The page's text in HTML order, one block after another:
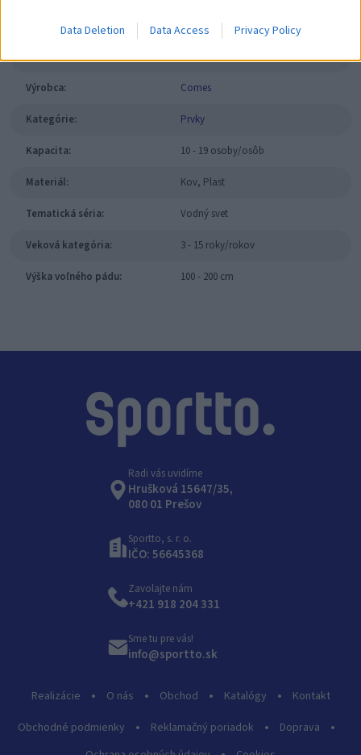
Data Deletion Data Access Privacy Policy
SKU: 12.08.00
Výrobca: Comes
Kategórie: Prvky
Kapacita: 10 - 19 osoby/osôb
Materiál: Kov, Plast
Tematická séria: Vodný svet
Veková kategória: 3 - 15 roky/rokov
Výška voľného pádu: 100 - 200 cm
Radi vás uvidíme
Hrušková 15647/35,
080 01 Prešov
Sportto, s. r. o.
IČO: 56645368
Realizácie O nás Obchod Katalógy
Kontakt
Obchodné podmienky
Reklamačný poriadok
Doprava
Zavolajte nám
+421 918 204 331
Sme tu pre vás!
info@sportto.sk